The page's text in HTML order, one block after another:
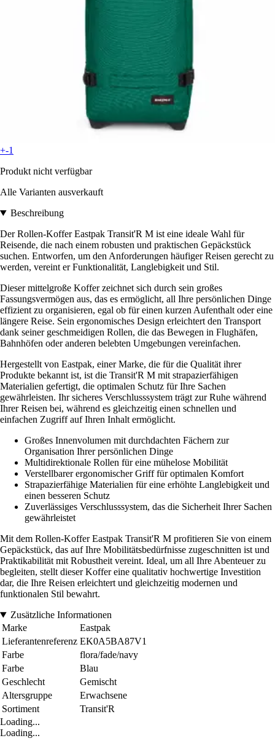
+-1
Produkt nicht verfügbar
Alle Varianten ausverkauft
Beschreibung
Der Rollen-Koffer Eastpak Transit'R M ist eine ideale Wahl für
Reisende, die nach einem robusten und praktischen Gepäckstück
suchen. Entworfen, um den Anforderungen häufiger Reisen gerecht zu
werden, vereint er Funktionalität, Langlebigkeit und Stil.
Dieser mittelgroße Koffer zeichnet sich durch sein großes
Fassungsvermögen aus, das es ermöglicht, all Ihre persönlichen Dinge
effizient zu organisieren, egal ob für einen kurzen Aufenthalt oder eine
längere Reise. Sein ergonomisches Design erleichtert den Transport
dank seiner geschmeidigen Rollen, die das Bewegen in Flughäfen,
Bahnhöfen oder anderen belebten Umgebungen vereinfachen.
Hergestellt von Eastpak, einer Marke, die für die Qualität ihrer
Produkte bekannt ist, ist die Transit'R M mit strapazierfähigen
Materialien gefertigt, die optimalen Schutz für Ihre Sachen
gewährleisten. Ihr sicheres Verschlusssystem trägt zur Ruhe während
Ihrer Reisen bei, während es gleichzeitig einen schnellen und
einfachen Zugriff auf Ihren Inhalt ermöglicht.
Großes Innenvolumen mit durchdachten Fächern zur
Organisation Ihrer persönlichen Dinge
Multidirektionale Rollen für eine mühelose Mobilität
Verstellbarer ergonomischer Griff für optimalen Komfort
Strapazierfähige Materialien für eine erhöhte Langlebigkeit und
einen besseren Schutz
Zuverlässiges Verschlusssystem, das die Sicherheit Ihrer Sachen
gewährleistet
Mit dem Rollen-Koffer Eastpak Transit'R M profitieren Sie von einem
Gepäckstück, das auf Ihre Mobilitätsbedürfnisse zugeschnitten ist und
Praktikabilität mit Robustheit vereint. Ideal, um all Ihre Abenteuer zu
begleiten, stellt dieser Koffer eine qualitativ hochwertige Investition
dar, die Ihre Reisen erleichtert und gleichzeitig modernen und
funktionalen Stil bewahrt.
Zusätzliche Informationen
Marke
Eastpak
Lieferantenreferenz EK0A5BA87V1
Farbe
flora/fade/navy
Farbe
Blau
Geschlecht
Gemischt
Altersgruppe
Erwachsene
Sortiment
Transit'R
Loading...
Loading...